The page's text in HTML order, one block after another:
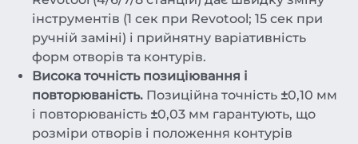
інструментів (1 сек при Revotool; 15 сек при
ручній заміні) і прийнятну варіативність
форм отворів та контурів.
Висока точність позиціювання і
повторюваність. Позиційна точність ±0,10 мм
і повторюваність ±0,03 мм гарантують, що
розміри отворів і положення контурів